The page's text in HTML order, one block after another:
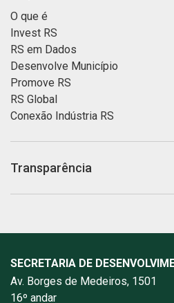
O que é
Invest RS
RS em Dados
Desenvolve Município
Promove RS
RS Global
Conexão Indústria RS
Transparência
SECRETARIA DE
Av. Borges de Medeiros, 1501
16º andar